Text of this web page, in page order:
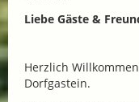
Liebe Gäste &
Herzlich
Dorfgastein.